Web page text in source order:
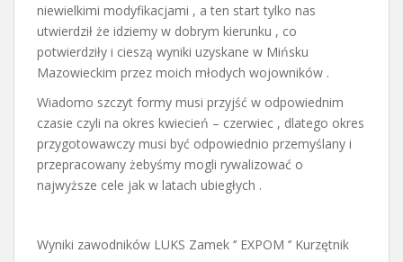
niewielkimi modyfikacjami , a ten start tylko nas
utwierdził że idziemy w dobrym kierunku , co
potwierdziły i cieszą wyniki uzyskane w Mińsku
Mazowieckim przez moich młodych wojowników .
Wiadomo szczyt formy musi przyjść w odpowiednim
czasie czyli na okres kwiecień – czerwiec , dlatego okres
przygotowawczy musi być odpowiednio przemyślany i
przepracowany żebyśmy mogli rywalizować o
najwyższe cele jak w latach ubiegłych .
Wyniki zawodników LUKS Zamek ‘’ EXPOM ‘’ Kurzętnik